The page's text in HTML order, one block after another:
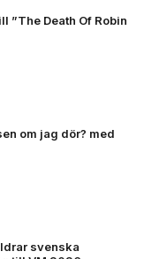
”The Death Of Robin
om jag dör? med
svenska